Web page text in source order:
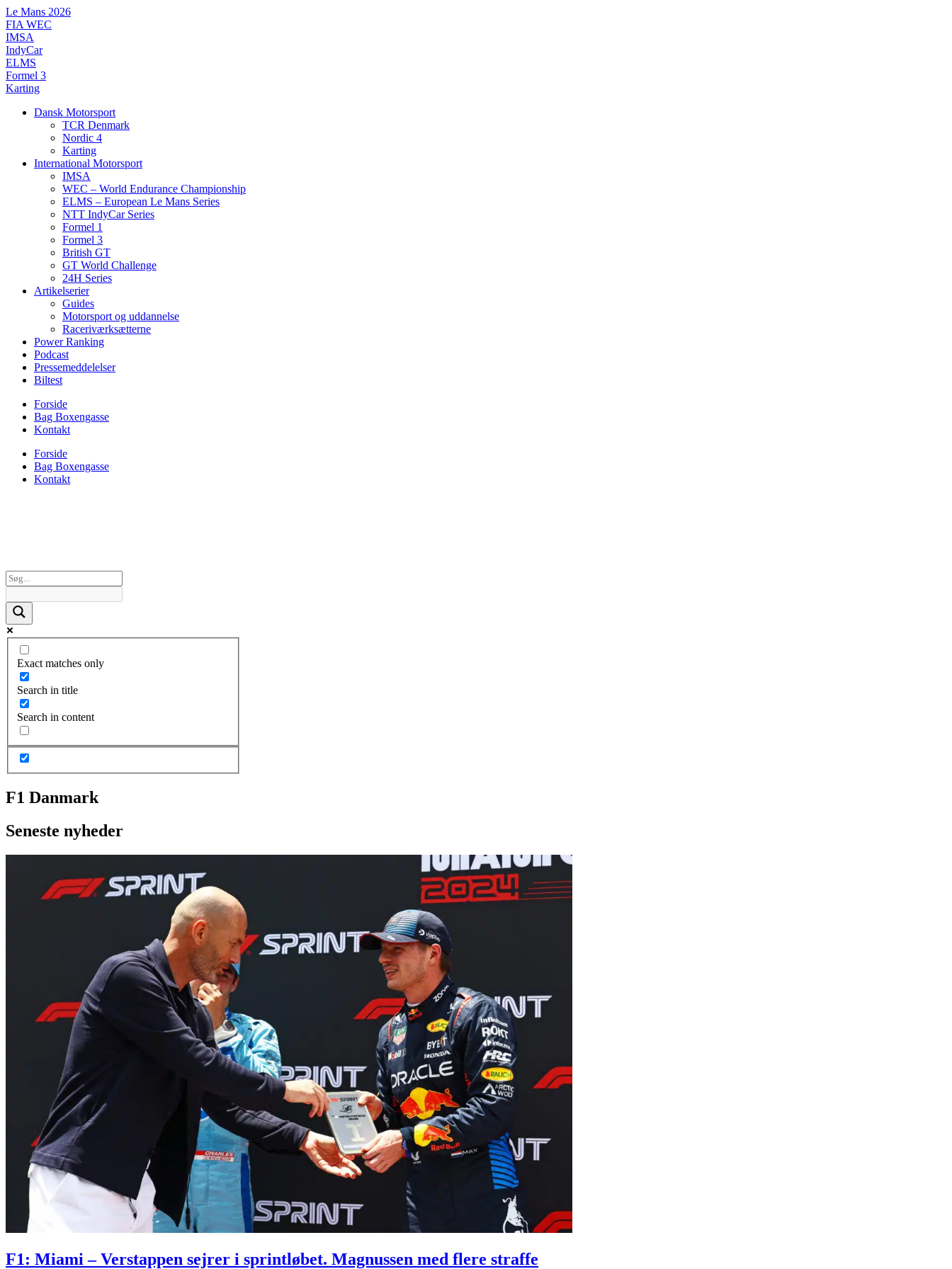
Videre
til
indhold
Le Mans 2026
FIA WEC
IMSA
IndyCar
ELMS
Formel 3
Karting
Dansk Motorsport
TCR Denmark
Nordic 4
Karting
International Motorsport
IMSA
WEC – World Endurance Championship
ELMS – European Le Mans Series
NTT IndyCar Series
Formel 1
Formel 3
British GT
GT World Challenge
24H Series
Artikelserier
Guides
Motorsport og uddannelse
Raceriværksætterne
Power Ranking
Podcast
Pressemeddelelser
Biltest
Forside
Bag Boxengasse
Kontakt
Forside
Bag Boxengasse
Kontakt
Exact matches only
Search in title
Search in content
F1 Danmark
Seneste nyheder
F1: Miami – Verstappen sejrer i sprintløbet. Magnussen med flere straffe